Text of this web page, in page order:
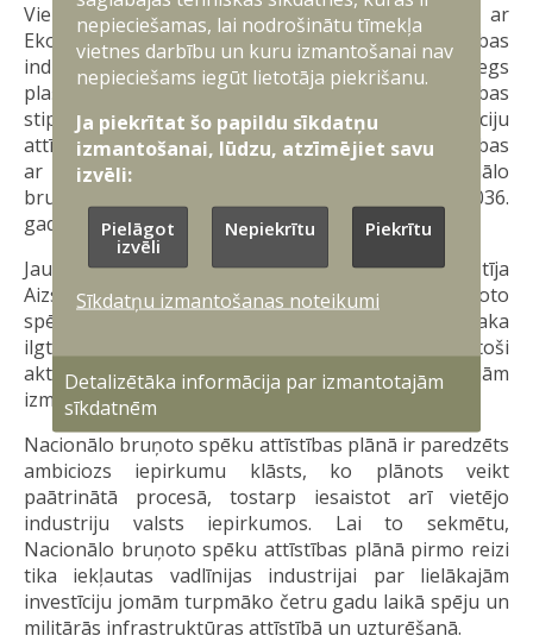
Vienlaikus aizsardzības nozare sadarbībā ar
Ekonomikas ministriju turpina darbu pie Aizsardzības
industrijas attīstības stratēģijas izstrādes. Tā sniegs
plašāku redzējumu par piegāžu ķēžu drošības
stiprināšanu, prioritārajām attīstības jomām, inovāciju
attīstības atbalstu, iepirkumiem un citiem sadarbības
ar industriju pasākumiem sasaistē ar Nacionālo
bruņoto spēku ilgtermiņa attīstības plānu 2025.-2036.
gadam.
Jau ziņots, ka šī gada jūlijā Ministru kabinets atbalstīja
Aizsardzības ministrijas izstrādāto Nacionālo bruņoto
spēku attīstības plānu 2025.-2036. gadam, kas nosaka
ilgtermiņa un vidējā termiņa attīstības vīziju atbilstoši
aktuālajam apdraudējuma līmenim un potenciālajām
izmaiņām.
Nacionālo bruņoto spēku attīstības plānā ir paredzēts
ambiciozs iepirkumu klāsts, ko plānots veikt
paātrinātā procesā, tostarp iesaistot arī vietējo
industriju valsts iepirkumos. Lai to sekmētu,
Nacionālo bruņoto spēku attīstības plānā pirmo reizi
tika iekļautas vadlīnijas industrijai par lielākajām
investīciju jomām turpmāko četru gadu laikā spēju un
militārās infrastruktūras attīstībā un uzturēšanā.
nepieciešamas, lai nodrošinātu tīmekļa
vietnes darbību un kuru izmantošanai nav
nepieciešams iegūt lietotāja piekrišanu.
Ja piekrītat šo papildu sīkdatņu
izmantošanai, lūdzu, atzīmējiet savu
izvēli:
Pielāgot
izvēli
Nepiekrītu Piekrītu
Sīkdatņu izmantošanas noteikumi
Detalizētāka informācija par izmantotajām
sīkdatnēm